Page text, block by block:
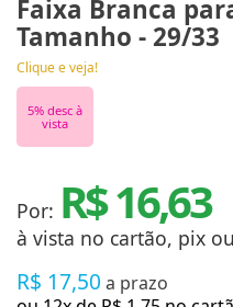
Faixa Branca
Tamanho - 29/33
Clique e veja!
5% desc à
vista
Por: R$ 16,63
à vista no cartão, pix
R$ 17,50 a prazo